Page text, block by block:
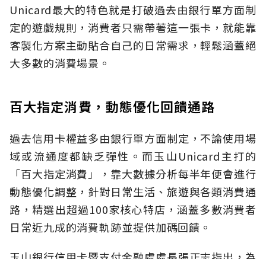
Unicard最大的特色就是打破過去由銀行單方面制
定的遊戲規則，消費者只需帶著這一張卡，就能靠
客製化方案主動貼合自己的日常需求，輕鬆涵蓋絕
大多數的消費場景。
百大指定消費，動態優化回饋通路
過去信用卡權益多由銀行單方面制定，不論使用場
域或流通度都缺乏彈性。而玉山Unicard主打的
「百大指定消費」，靠大數據分析每半年便會進行
動態優化調整，針對日常生活、旅遊與各類消費通
路，精選出超過100家核心特店，涵蓋多數消費者
日常近九成的消費軌跡並提供加碼回饋。